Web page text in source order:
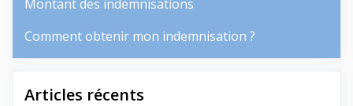
Montant des indemnisations
Comment obtenir mon indemnisation ?
Articles récents